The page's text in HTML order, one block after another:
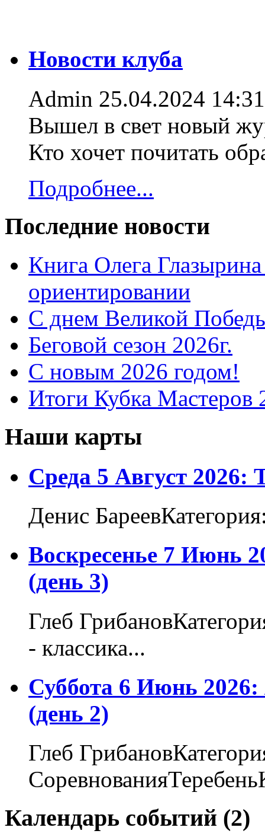
Новости клуба
Admin 25.04.2024 14:31
Вышел в свет новый
Кто хочет почитать
Подробнее...
Последние новости
Книга Олега
ориентировании
С днем Великой
Беговой сезон 2026г.
С новым 2026 годом!
Итоги Кубка Мастеров
Наши карты
Среда 5 Август 2026:
Денис
Воскресенье 7 Июнь
(день 3)
Глеб
- классика...
Суббота 6 Июнь
(день 2)
Глеб
Календарь событий (2)